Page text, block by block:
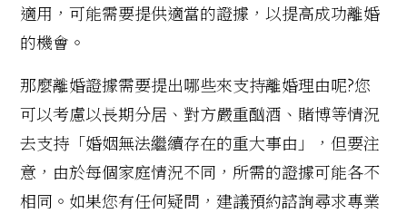
適用，可能需要提供適當的證據，以提高成功離婚
的機會。
那麼離婚證據需要提出哪些來支持離婚理由呢?您
可以考慮以長期分居、對方嚴重酗酒、賭博等情況
去支持「婚姻無法繼續存在的重大事由」，但要注
意，由於每個家庭情況不同，所需的證據可能各不
相同。如果您有任何疑問，建議預約諮詢尋求專業